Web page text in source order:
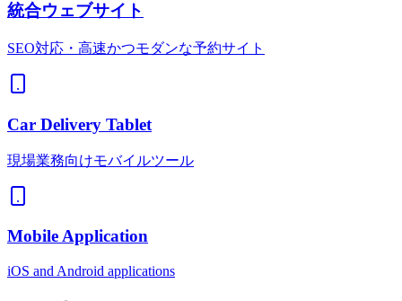
統合ウェブサイト
SEO対応・高速かつモダンな予約サイト
Car Delivery Tablet
現場業務向けモバイルツール
Mobile Application
iOS and Android applications